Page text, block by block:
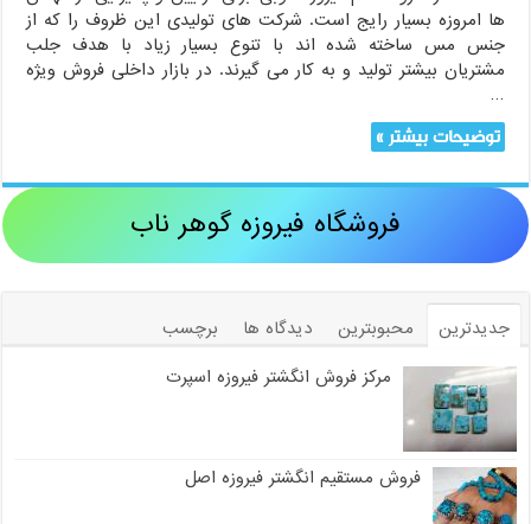
ها امروزه بسیار رایج است. شرکت های تولیدی این ظروف را که از
جنس مس ساخته شده اند با تنوع بسیار زیاد با هدف جلب
مشتریان بیشتر تولید و به کار می گیرند. در بازار داخلی فروش ویژه
…
توضیحات بیشتر »
فروشگاه فیروزه گوهر ناب
جدیدترین محبوبترین دیدگاه ها
برچسب
مرکز فروش انگشتر فیروزه اسپرت
فروش مستقیم انگشتر فیروزه اصل